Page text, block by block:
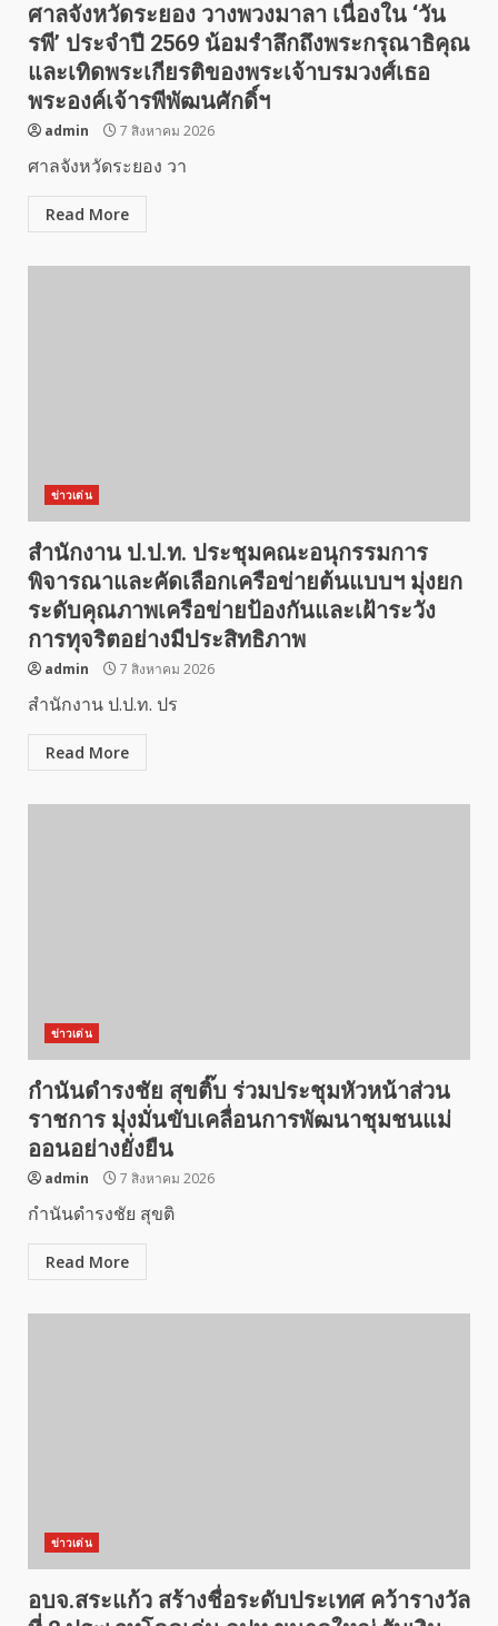
ศาลจังหวัดระยอง วางพวงมาลา เนื่องใน ‘วัน
รพี’ ประจำปี 2569 น้อมรำลึกถึงพระกรุณาธิคุณ
และเทิดพระเกียรติของพระเจ้าบรมวงศ์เธอ
พระองค์เจ้ารพีพัฒนศักดิ์ฯ
admin 7 สิงหาคม 2026
ศาลจังหวัดระยอง วา
Read More
ข่าวเด่น
สำนักงาน ป.ป.ท. ประชุมคณะอนุกรรมการ
พิจารณาและคัดเลือกเครือข่ายต้นแบบฯ มุ่งยก
ระดับคุณภาพเครือข่ายป้องกันและเฝ้าระวัง
การทุจริตอย่างมีประสิทธิภาพ
admin 7 สิงหาคม 2026
สำนักงาน ป.ป.ท. ปร
Read More
ข่าวเด่น
กำนันดำรงชัย สุขติ๊บ ร่วมประชุมหัวหน้าส่วน
ราชการ มุ่งมั่นขับเคลื่อนการพัฒนาชุมชนแม่
ออนอย่างยั่งยืน
admin 7 สิงหาคม 2026
กำนันดำรงชัย สุขติ
Read More
ข่าวเด่น
อบจ.สระแก้ว สร้างชื่อระดับประเทศ คว้ารางวัล